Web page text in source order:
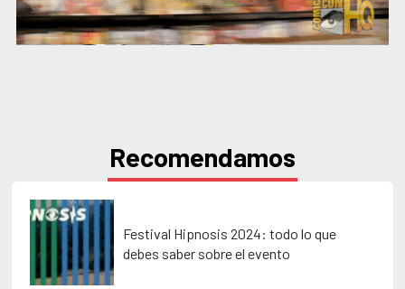
Recomendamos
Festival Hipnosis 2024: todo lo que
debes saber sobre el evento